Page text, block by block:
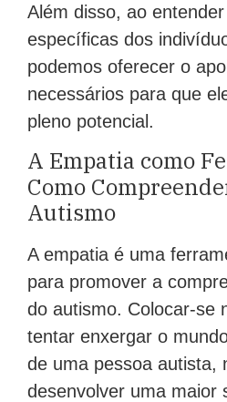
Além disso, ao
específicas dos
podemos oferecer o
necessários para que
pleno potencial.
A Empatia como
Como
Autismo
A empatia é uma
para promover a
do autismo. Colocar-se
tentar enxergar o
de uma pessoa autista,
desenvolver uma maior